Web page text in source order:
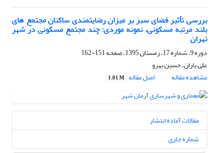
بررسی تأثیر فضای سبز بر میزان رضایتمندی ساکنان مجتمع های
بلند مرتبه مسکونی، نمونه موردی: چند مجتمع مسکونی در شهر
تهران
دوره 9، شماره 17، زمستان 1395، صفحه
151-162
علی یاران، حسین بهرو
مشاهده مقاله
اصل مقاله 1.01 M
مقالات آماده انتشار
شماره جاری